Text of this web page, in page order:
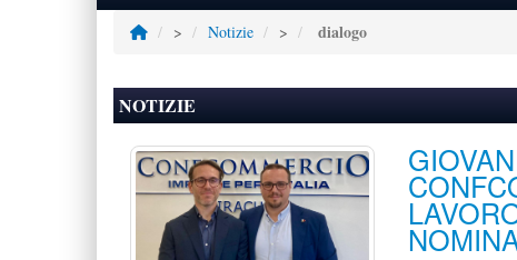
> Notizie > dialogo
NOTIZIE